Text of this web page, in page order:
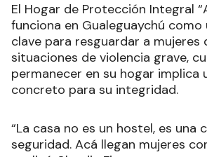
El Hogar de Protección Integral
funciona en Gualeguaychú como
clave para resguardar a mujeres
permanecer en su hogar implica
concreto para su integridad.